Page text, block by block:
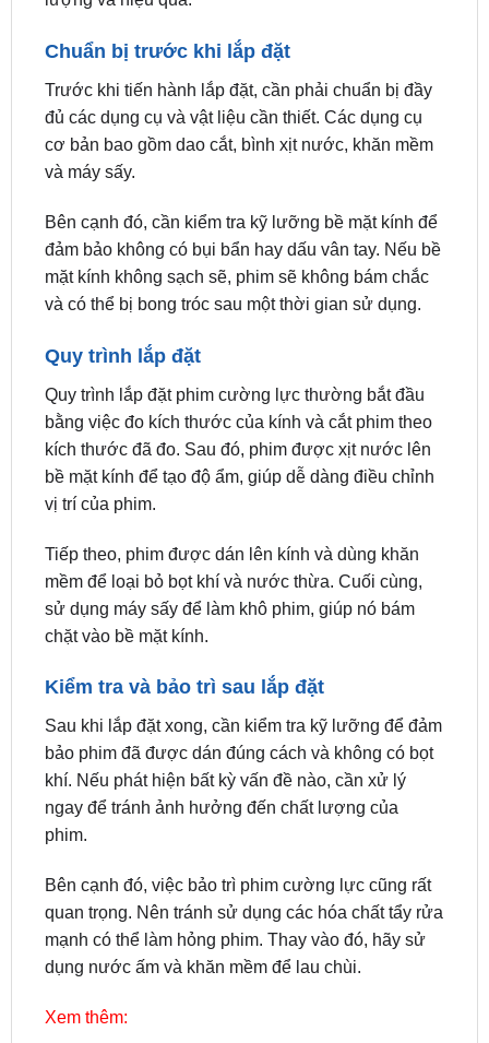
đủ các dụng cụ và vật liệu cần thiết. Các dụng cụ
cơ bản bao gồm dao cắt, bình xịt nước, khăn mềm
và máy sấy.
Bên cạnh đó, cần kiểm tra kỹ lưỡng bề mặt kính để
mặt kính không sạch sẽ, phim sẽ không bám chắc
và có thể bị bong tróc sau một thời gian sử dụng.
Quy trình lắp đặt
bằng việc đo kích thước của kính và cắt phim theo
kích thước đã đo. Sau đó, phim được xịt nước lên
bề mặt kính để tạo độ ẩm, giúp dễ dàng điều chỉnh
vị trí của phim.
Tiếp theo, phim được dán lên kính và dùng khăn
sử dụng máy sấy để làm khô phim, giúp nó bám
chặt vào bề mặt kính.
Kiểm tra và bảo trì sau lắp đặt
bảo phim đã được dán đúng cách và không có bọt
khí. Nếu phát hiện bất kỳ vấn đề nào, cần xử lý
ngay để tránh ảnh hưởng đến chất lượng của
phim.
Bên cạnh đó, việc bảo trì phim cường lực cũng rất
mạnh có thể làm hỏng phim. Thay vào đó, hãy sử
dụng nước ấm và khăn mềm để lau chùi.
Xem thêm:
Phủ Ceramic cho ô tô